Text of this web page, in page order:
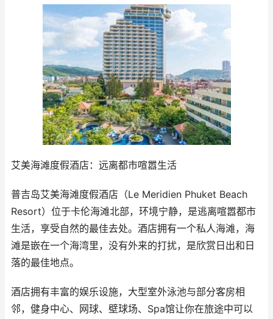
艾美海滩度假酒店：远离都市喧嚣生活
普吉岛艾美海滩度假酒店（Le Meridien Phuket Beach
Resort）位于卡伦海滩北部，环境宁静，是逃离喧嚣都市
生活，享受自然的最佳去处。酒店拥有一个私人海滩，海
滩是嵌在一个海湾里，没有外来的打扰，是欣赏日出和日
落的最佳地点。
酒店拥有丰富的娱乐设施，大型室外泳池与部分客房相
邻，健身中心、网球、壁球场、Spa馆让你在旅途中可以